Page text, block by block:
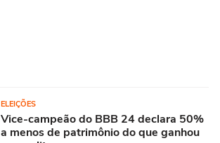
ELEIÇÕES
Vice-campeão do BBB 24 declara 50%
a menos de patrimônio do que ganhou